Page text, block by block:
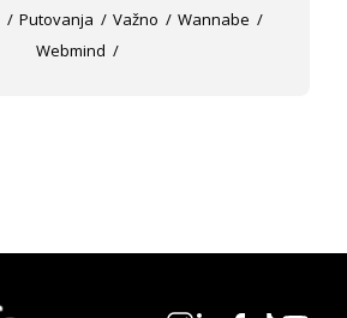
Putovanja Važno
Wannabe
Webmind